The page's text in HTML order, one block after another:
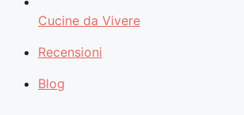
Cucine da Vivere
Recensioni
Blog